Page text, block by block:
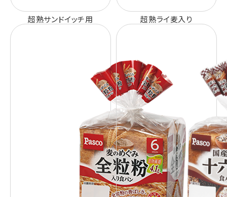
超熟サンドイッチ用 超熟ライ麦入り